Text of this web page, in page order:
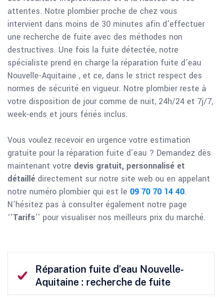
attentes. Notre plombier proche de chez vous
intervient dans moins de 30 minutes afin d’effectuer
une recherche de fuite avec des méthodes non
destructives. Une fois la fuite détectée, notre
spécialiste prend en charge la réparation fuite d’eau
Nouvelle-Aquitaine , et ce, dans le strict respect des
normes de sécurité en vigueur. Notre plombier reste à
votre disposition de jour comme de nuit, 24h/24 et 7j/7,
week-ends et jours fériés inclus.
Vous voulez recevoir en urgence votre estimation
gratuite pour la réparation fuite d’eau ? Demandez dès
maintenant votre devis gratuit, personnalisé et
détaillé directement sur notre site web ou en appelant
notre numéro plombier qui est le 09 70 70 14 40.
N’hésitez pas à consulter également notre page
‘’Tarifs’’ pour visualiser nos meilleurs prix du marché.
Réparation fuite d’eau Nouvelle-
Aquitaine : recherche de fuite